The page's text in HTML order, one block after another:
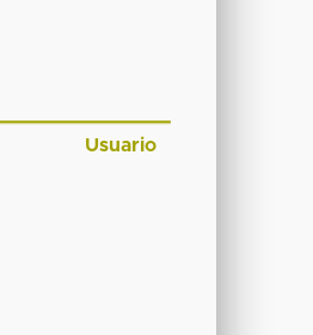
Usuario